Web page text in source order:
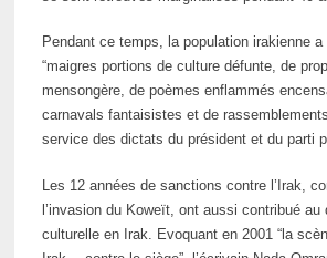
Pendant ce temps, la population irakienne
“maigres portions de culture défunte, de
mensongère, de poèmes enflammés
carnavals fantaisistes et de
service des dictats du président et du parti
Les 12 années de sanctions contre l’Irak,
l’invasion du Koweït, ont aussi contribué au
culturelle en Irak. Evoquant en 2001 “la